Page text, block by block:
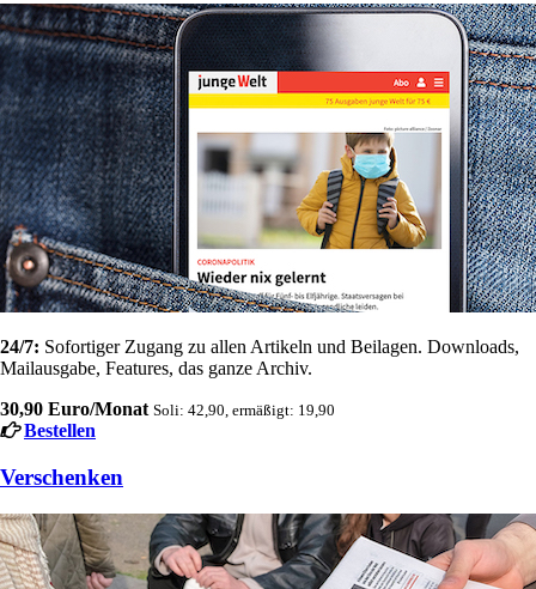
24/7: Sofortiger Zugang zu allen Artikeln und Beilagen. Downloads,
Mailausgabe, Features, das ganze Archiv.
30,90 Euro/Monat Soli: 42,90, ermäßigt: 19,90
Bestellen
Verschenken